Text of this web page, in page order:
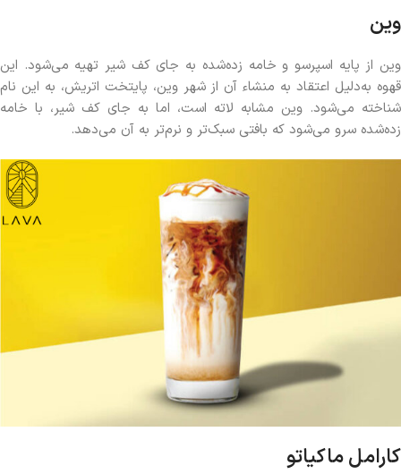
وین
وین از پایه اسپرسو و خامه زده‌شده به جای کف شیر تهیه می‌شود. این
قهوه به‌دلیل اعتقاد به منشاء آن از شهر وین، پایتخت اتریش، به این نام
شناخته می‌شود. وین مشابه لاته است، اما به جای کف شیر، با خامه
زده‌شده سرو می‌شود که بافتی سبک‌تر و نرم‌تر به آن می‌دهد.
کارامل ماکیاتو